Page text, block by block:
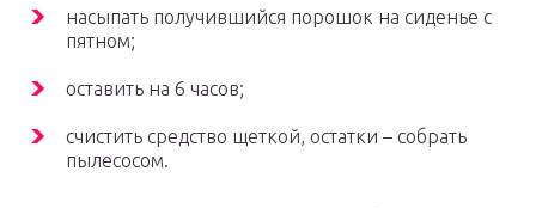
насыпать получившийся порошок на сиденье с
пятном;
оставить на 6 часов;
счистить средство щеткой, остатки – собрать
пылесосом.